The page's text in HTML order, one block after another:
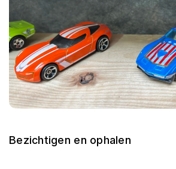
Bezichtigen en ophalen